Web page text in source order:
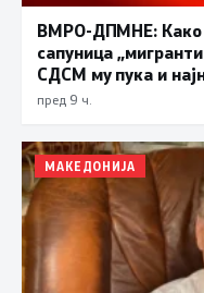
ВМРО-ДПМНЕ: Како
сапуница
СДСМ му пука и
прифаќање на
пред 9 ч.
МАКЕДОНИЈА